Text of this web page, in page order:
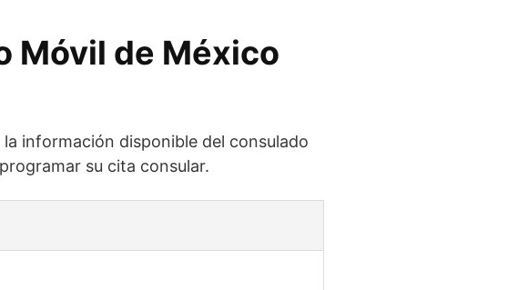
Móvil de México
información disponible del consulado
su cita consular.